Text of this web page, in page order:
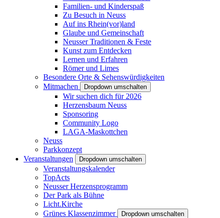
Familien- und Kinderspaß
Zu Besuch in Neuss
Auf ins Rhein(vor)land
Glaube und Gemeinschaft
Neusser Traditionen & Feste
Kunst zum Entdecken
Lernen und Erfahren
Römer und Limes
Besondere Orte & Sehenswürdigkeiten
Mitmachen
Dropdown umschalten
Wir suchen dich für 2026
Herzensbaum Neuss
Sponsoring
Community Logo
LAGA-Maskottchen
Neuss
Parkkonzept
Veranstaltungen
Dropdown umschalten
Veranstaltungskalender
TopActs
Neusser Herzensprogramm
Der Park als Bühne
Licht.Kirche
Grünes Klassenzimmer
Dropdown umschalten